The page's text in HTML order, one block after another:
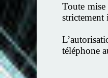
Toute
strictement
téléphone